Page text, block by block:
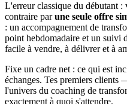
L'erreur classique du débutant
contraire parune seule offre
: un accompagnement de
point hebdomadaire et un suivi
facile à vendre, à délivrer et à
Fixe un cadre net : ce qui est
échanges. Tes premiers clients
l'univers du coaching de
exactement à quoi s'attendre.